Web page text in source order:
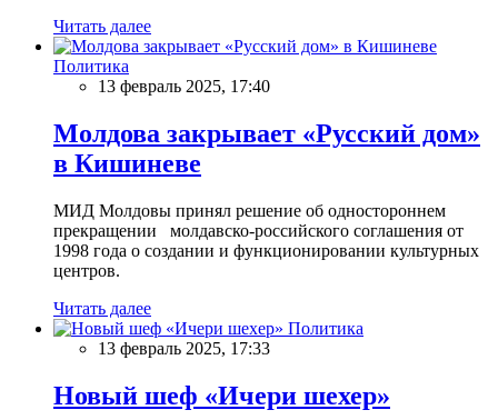
Читать далее
Политика
13 февраль 2025, 17:40
Молдова закрывает «Русский дом»
в Кишиневе
МИД Молдовы принял решение об одностороннем
прекращении молдавско-российского соглашения от
1998 года о создании и функционировании культурных
центров.
Читать далее
Политика
13 февраль 2025, 17:33
Новый шеф «Ичери шехер»